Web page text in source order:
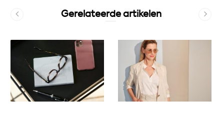
Gerelateerde artikelen